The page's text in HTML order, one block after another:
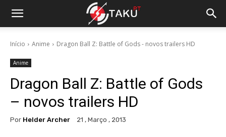
Início Anime Dragon Ball Z: Battle of Gods - novos trailers HD
Anime
Dragon Ball Z: Battle of Gods
– novos trailers HD
Por Helder Archer 21 , Março , 2013